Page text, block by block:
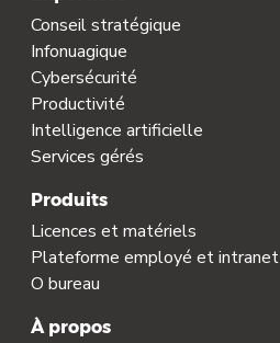
Conseil stratégique
Infonuagique
Cybersécurité
Productivité
Intelligence artificielle
Services gérés
Produits
Licences et matériels
Plateforme employé et intranet
O bureau
À propos